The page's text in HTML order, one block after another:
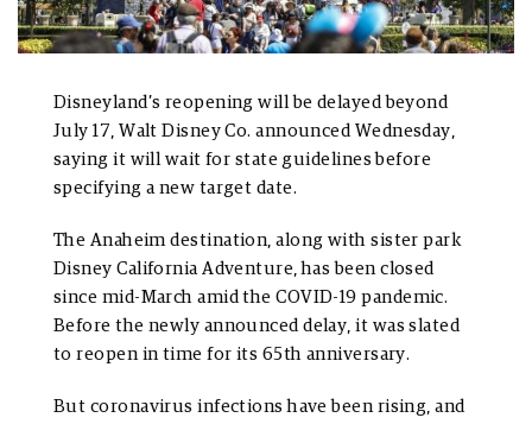
Disneyland’s reopening will be delayed beyond
July 17, Walt Disney Co. announced Wednesday,
saying it will wait for state guidelines before
specifying a new target date.
The Anaheim destination, along with sister park
Disney California Adventure, has been closed
since mid-March amid the COVID-19 pandemic.
Before the newly announced delay, it was slated
to reopen in time for its 65th anniversary.
But coronavirus infections have been rising, and